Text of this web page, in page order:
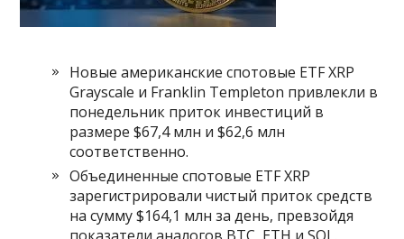
Новые американские спотовые ETF XRP
Grayscale и Franklin Templeton привлекли в
понедельник приток инвестиций в
размере $67,4 млн и $62,6 млн
соответственно.
Объединенные спотовые ETF XRP
зарегистрировали чистый приток средств
на сумму $164,1 млн за день, превзойдя